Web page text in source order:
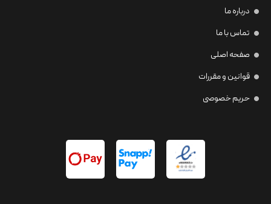
درباره ما
تماس با ما
صفحه اصلی
قوانین و مقررات
حریم خصوصی